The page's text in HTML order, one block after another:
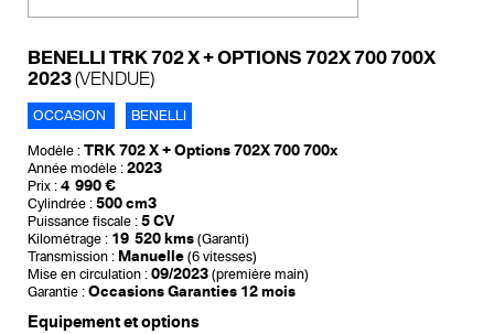
BENELLI TRK 702 X + OPTIONS 702X 700 700X
2023(VENDUE)
OCCASION BENELLI
Modèle : TRK 702 X + Options 702X 700 700x
Année modèle : 2023
Prix : 4 990 €
Cylindrée : 500 cm3
Puissance fiscale : 5 CV
Kilométrage : 19 520 kms (Garanti)
Transmission : Manuelle (6 vitesses)
Mise en circulation : 09/2023 (première main)
Garantie : Occasions Garanties 12 mois
Equipement et options